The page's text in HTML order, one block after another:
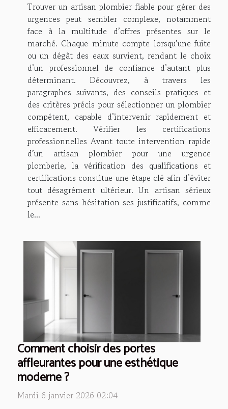
Trouver un artisan plombier fiable pour gérer des
urgences peut sembler complexe, notamment
face à la multitude d’offres présentes sur le
marché. Chaque minute compte lorsqu’une fuite
ou un dégât des eaux survient, rendant le choix
d’un professionnel de confiance d’autant plus
déterminant. Découvrez, à travers les
paragraphes suivants, des conseils pratiques et
des critères précis pour sélectionner un plombier
compétent, capable d’intervenir rapidement et
efficacement. Vérifier les certifications
professionnelles Avant toute intervention rapide
d’un artisan plombier pour une urgence
plomberie, la vérification des qualifications et
certifications constitue une étape clé afin d’éviter
tout désagrément ultérieur. Un artisan sérieux
présente sans hésitation ses justificatifs, comme
le...
Comment choisir des portes
affleurantes pour une esthétique
moderne ?
Mardi 6 janvier 2026 02:04